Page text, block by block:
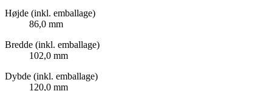
Højde (inkl. emballage)
86,0 mm
Bredde (inkl. emballage)
102,0 mm
Dybde (inkl. emballage)
120,0 mm